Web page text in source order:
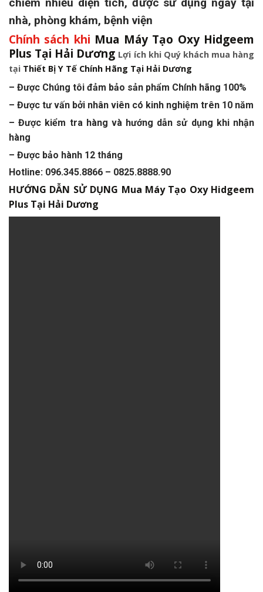
nhà, phòng khám, bệnh viện
Chính sách khi Mua Máy Tạo Oxy Hidgeem
Plus Tại Hải Dương Lợi ích khi Quý khách mua hàng
tại Thiết Bị Y Tế Chính Hãng Tại Hải Dương
– Được Chúng tôi đảm bảo sản phẩm Chính hãng 100%
– Được tư vấn bởi nhân viên có kinh nghiệm trên 10 năm
– Được kiểm tra hàng và hướng dẫn sử dụng khi nhận
hàng
– Được bảo hành 12 tháng
Hotline: 096.345.8866 – 0825.8888.90
HƯỚNG DẪN SỬ DỤNG Mua Máy Tạo Oxy Hidgeem
Plus Tại Hải Dương